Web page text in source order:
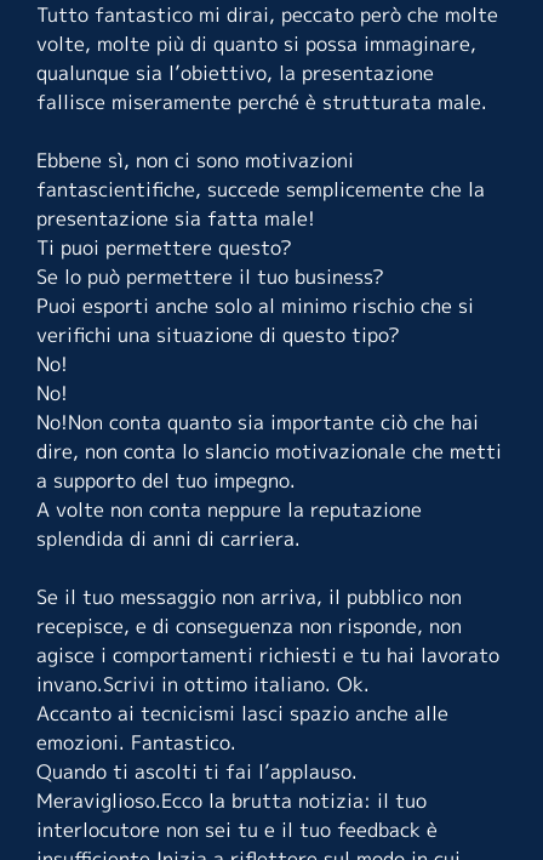
Tutto fantastico mi dirai, peccato però che molte
volte, molte più di quanto si possa immaginare,
qualunque sia l’obiettivo, la presentazione
fallisce miseramente perché è strutturata male.
Ebbene sì, non ci sono motivazioni
fantascientifiche, succede semplicemente che la
presentazione sia fatta male!
Ti puoi permettere questo?
Se lo può permettere il tuo business?
Puoi esporti anche solo al minimo rischio che si
verifichi una situazione di questo tipo?
No!
No!
No!Non conta quanto sia importante ciò che hai
dire, non conta lo slancio motivazionale che metti
a supporto del tuo impegno.
A volte non conta neppure la reputazione
splendida di anni di carriera.
Se il tuo messaggio non arriva, il pubblico non
recepisce, e di conseguenza non risponde, non
agisce i comportamenti richiesti e tu hai lavorato
invano.Scrivi in ottimo italiano. Ok.
Accanto ai tecnicismi lasci spazio anche alle
emozioni. Fantastico.
Quando ti ascolti ti fai l’applauso.
Meraviglioso.Ecco la brutta notizia: il tuo
interlocutore non sei tu e il tuo feedback è